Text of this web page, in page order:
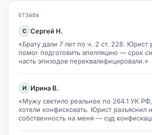
ОТЗЫВЫ
С Сергей Н.
«Брату дали 7 лет по ч. 2 ст. 228. Юрист
помог подготовить апелляцию — срок
часть эпизодов переквалифицировали.»
И
Ирина В.
«Мужу светило реальное по 264.1 УК
хотели конфисковать. Юрист разъяснил
собственность на меня — суд